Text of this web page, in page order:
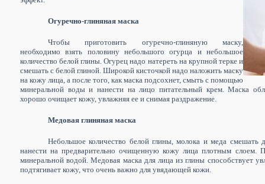
Огуречно-глиняная маска
Чтобы приготовить огуречно-глиняную маску,
необходимо взять половину небольшого огурца и небольшое
количество белой глины. Огурец надо натереть на крупной терке и
смешать с белой глиной. Широкой кисточкой надо наложить маску
на кожу лица, а после того, как маска подсохнет, смыть с помощью
минеральной воды и нанести на лицо питательный крем. Маска
хорошо очищает кожу, увлажняя ее и снимая раздражение.
Медовая глиняная маска
Небольшое количество белой глины, молока и меда
нанести на предварительно очищенную кожу лица плотным слоем.
минеральной водой. Медовая маска для лица из глины способствует
подтягивает кожу, что очень важно для увядающей кожи.